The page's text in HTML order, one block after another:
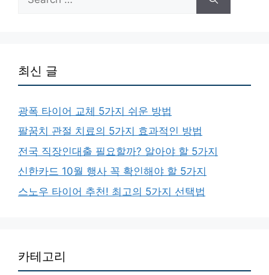
for:
최신 글
광폭 타이어 교체 5가지 쉬운 방법
팔꿈치 관절 치료의 5가지 효과적인 방법
전국 직장인대출 필요할까? 알아야 할 5가지
신한카드 10월 행사 꼭 확인해야 할 5가지
스노우 타이어 추천! 최고의 5가지 선택법
카테고리